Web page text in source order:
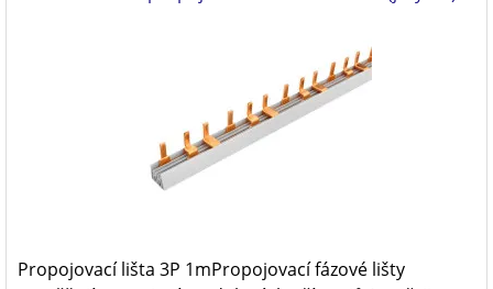
Propojovací lišta 3P 1mPropojovací fázové lišty